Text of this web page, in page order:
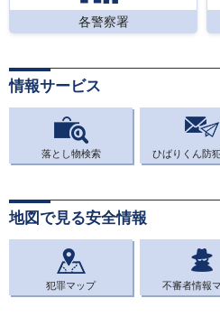
各警察署
情報サービス
落とし物検索 ひばりくん防
地図で見る安全情報
犯罪マップ 不審者情報